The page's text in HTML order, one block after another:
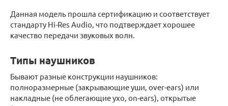
Данная модель прошла сертификацию и соответствует
стандарту Hi-Res Audio, что подтверждает хорошее
качество передачи звуковых волн.
Типы наушников
Бывают разные конструкции наушников:
полноразмерные (закрывающие уши, over-ears) или
накладные (не облегающие ухо, on-ears), открытые